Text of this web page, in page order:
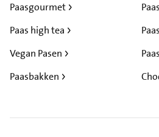
Paasgourmet
Paas high tea
Vegan Pasen
Paasbakken